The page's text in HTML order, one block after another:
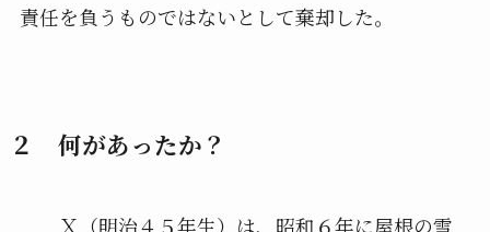
責任を負うものではないとして棄却した。
２ 何があったか？
Ｘ（明治４５年生）は、昭和６年に屋根の雪